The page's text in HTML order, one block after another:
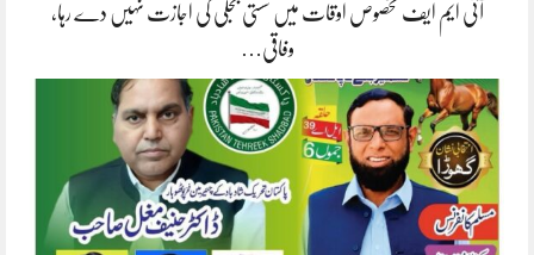
آئی ایم ایف مخصوص اوقات میں سستی بجلی کی اجازت نہیں دے رہا،
وفاقی…